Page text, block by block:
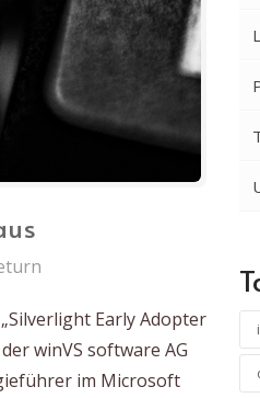
Early Adopter
winVS software AG
im Microsoft